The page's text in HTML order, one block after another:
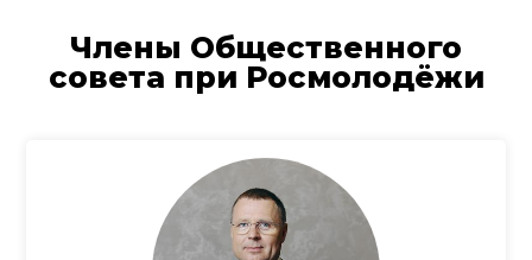
Члены Общественного
совета при Росмолодёжи